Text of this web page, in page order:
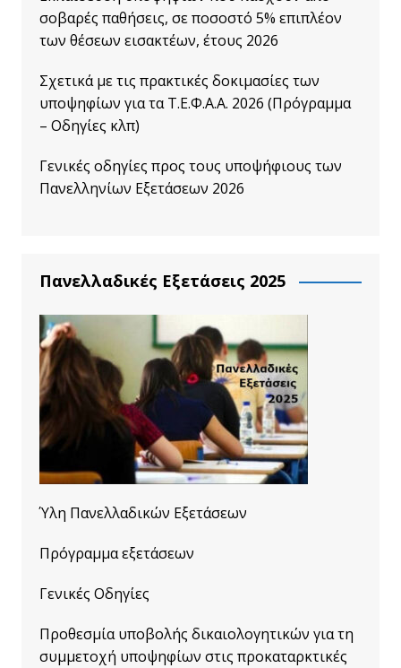
σοβαρές παθήσεις, σε ποσοστό 5% επιπλέον
των θέσεων εισακτέων, έτους 2026
Σχετικά με τις πρακτικές δοκιμασίες των
υποψηφίων για τα Τ.Ε.Φ.Α.Α. 2026 (Πρόγραμμα
– Οδηγίες κλπ)
Γενικές οδηγίες προς τους υποψήφιους των
Πανελληνίων Εξετάσεων 2026
Πανελλαδικές Εξετάσεις 2025
Ύλη Πανελλαδικών Εξετάσεων
Πρόγραμμα εξετάσεων
Γενικές Οδηγίες
Προθεσμία υποβολής δικαιολογητικών για τη
συμμετοχή υποψηφίων στις προκαταρκτικές